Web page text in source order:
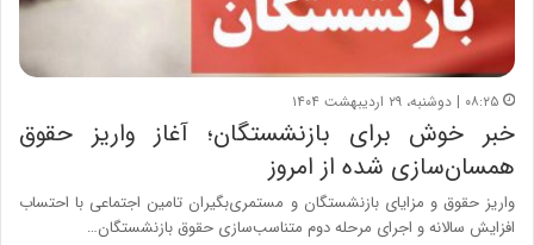
۰۸:۲۵ | دوشنبه، ۲۹ اردیبهشت ۱۴۰۴
خبر خوش برای بازنشستگان؛ آغاز واریز حقوق
همسان‌سازی شده از امروز
واریز حقوق و مزایای بازنشستگان و مستمری‌بگیران تامین اجتماعی با احتساب
افزایش سالانه و اجرای مرحله دوم متناسب‌سازی حقوق بازنشستگان…